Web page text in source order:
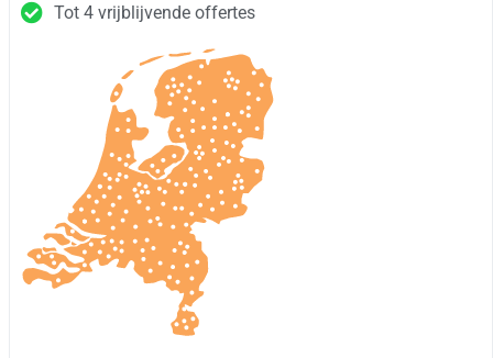
Tot 4 vrijblijvende offertes